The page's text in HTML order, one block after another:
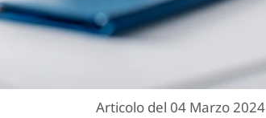
Articolo del 04 Marzo 2024